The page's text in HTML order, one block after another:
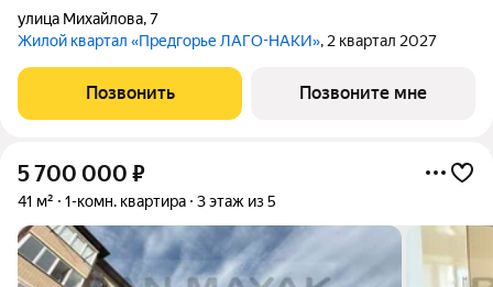
улица Михайлова,7
Жилой квартал «Предгорье ЛАГО-НАКИ», 2 квартал 2027
Позвонить Позвоните мне
5 700 000 ₽
41 м² 1-комн. квартира 3 этаж из 5